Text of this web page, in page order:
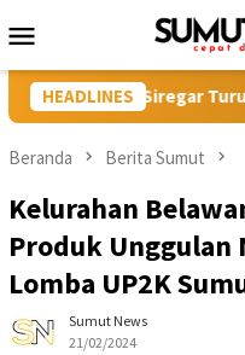
ke
kontenMobile
HEADLINES
Rusli Siregar Turun
Beranda Berita Sumut
Kelurahan
Produk Unggulan
Lomba UP2K
Sumut News
21/02/2024